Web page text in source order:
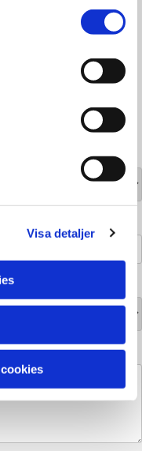
Visa detaljer
mig inom 36H